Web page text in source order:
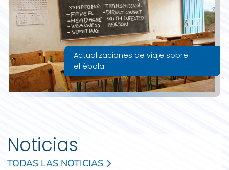
Actualizaciones de viaje sobre
el ébola
Noticias
TODAS LAS NOTICIAS